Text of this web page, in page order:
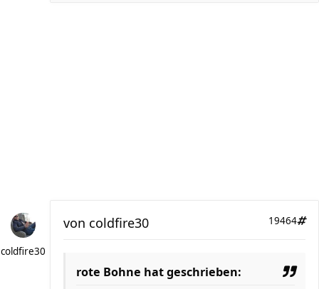
coldfire30
19464
von coldfire30
rote Bohne hat geschrieben: